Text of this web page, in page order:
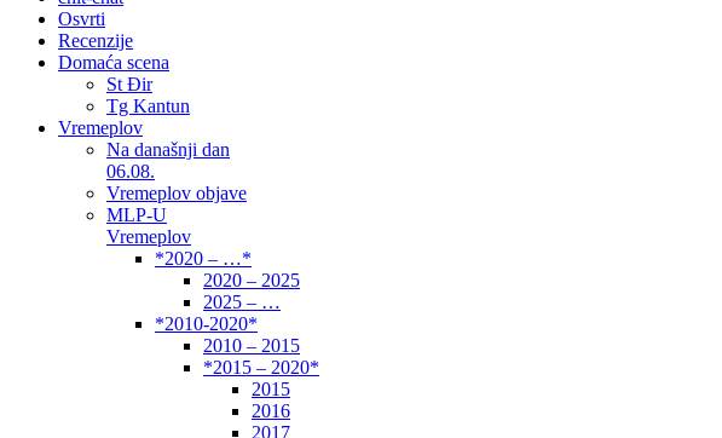
Osvrti
Recenzije
Domaća scena
St Đir
Tg Kantun
Vremeplov
Na današnji dan
06.08.
Vremeplov objave
MLP-U
Vremeplov
*2020 – …*
2020 – 2025
2025 – …
*2010-2020*
2010 – 2015
*2015 – 2020*
2015
2016
2017